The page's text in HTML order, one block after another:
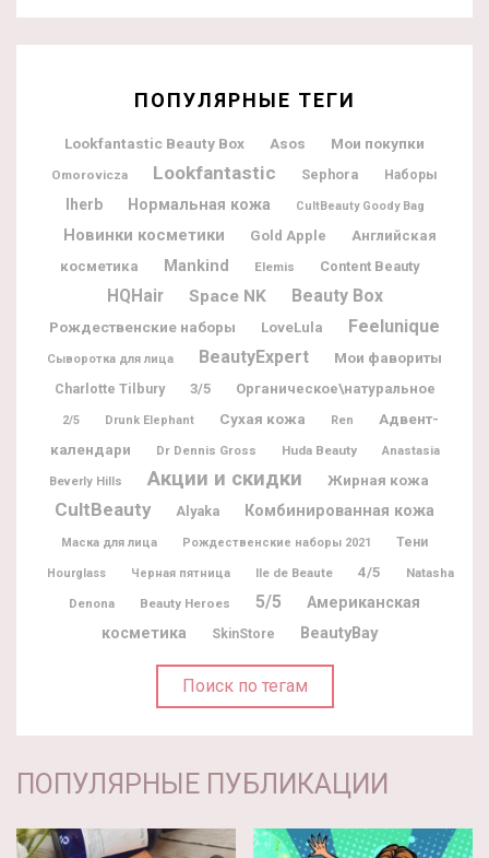
ПОПУЛЯРНЫЕ ТЕГИ
Lookfantastic Beauty Box Asos Мои покупки
Omorovicza Lookfantastic Sephora Наборы
Iherb Нормальная кожа CultBeauty Goody Bag
Новинки косметики Gold Apple
Английская
косметика
Mankind Elemis Content Beauty
HQHair Space NK Beauty Box
Рождественские наборы LoveLula Feelunique
Сыворотка для лица BeautyExpert Мои фавориты
Charlotte Tilbury 3/5 Органическое\натуральное
2/5 Drunk Elephant Сухая кожа Ren
Адвент-
календари
Dr Dennis Gross Huda Beauty Anastasia
Beverly Hills Акции и скидки Жирная кожа
CultBeauty Alyaka Комбинированная кожа
Маска для лица Рождественские наборы 2021 Тени
Hourglass Черная пятница Ile de Beaute 4/5
Natasha
Denona
Beauty Heroes 5/5
Американская
косметика
SkinStore BeautyBay
Поиск по тегам
ПОПУЛЯРНЫЕ ПУБЛИКАЦИИ